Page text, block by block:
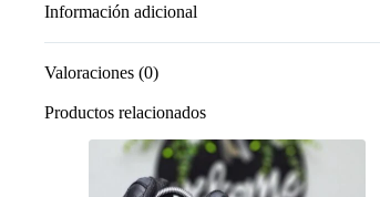
Información adicional
Valoraciones (0)
Productos relacionados